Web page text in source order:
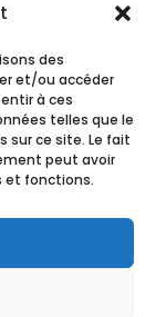
des
et/ou accéder
à ces
telles que le
sur ce site. Le fait
peut avoir
et fonctions.